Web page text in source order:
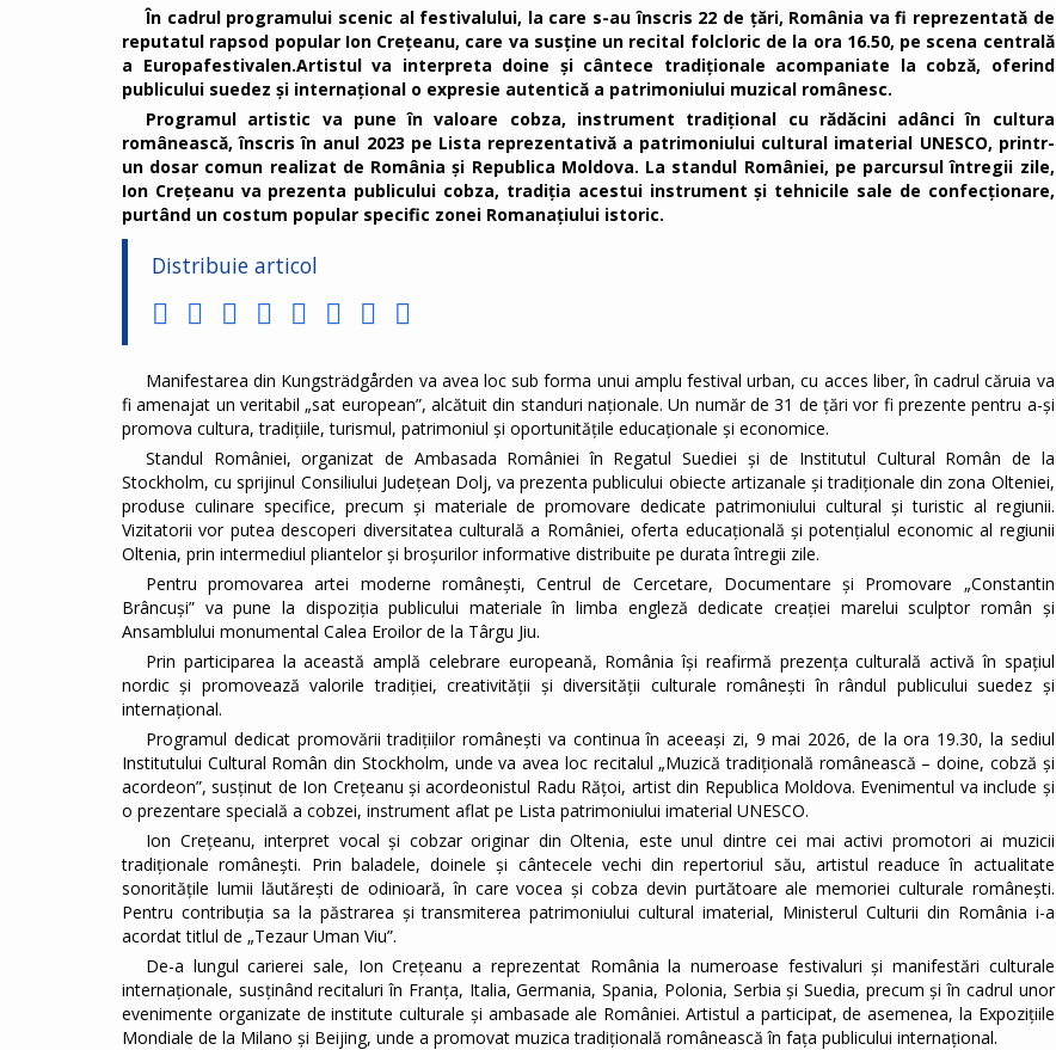
În cadrul programului scenic al festivalului, la care s-au înscris 22 de țări, România va fi reprezentată de
reputatul rapsod popular Ion Crețeanu, care va susține un recital folcloric de la ora 16.50, pe scena centrală
a Europafestivalen.Artistul va interpreta doine și cântece tradiționale acompaniate la cobză, oferind
publicului suedez și internațional o expresie autentică a patrimoniului muzical românesc.
Programul artistic va pune în valoare cobza, instrument tradițional cu rădăcini adânci în cultura
românească, înscris în anul 2023 pe Lista reprezentativă a patrimoniului cultural imaterial UNESCO, printr-
un dosar comun realizat de România și Republica Moldova. La standul României, pe parcursul întregii zile,
Ion Crețeanu va prezenta publicului cobza, tradiția acestui instrument și tehnicile sale de confecționare,
purtând un costum popular specific zonei Romanațiului istoric.
Distribuie articol
Manifestarea din Kungsträdgården va avea loc sub forma unui amplu festival urban, cu acces liber, în cadrul căruia va
fi amenajat un veritabil „sat european”, alcătuit din standuri naționale. Un număr de 31 de țări vor fi prezente pentru a-și
promova cultura, tradițiile, turismul, patrimoniul și oportunitățile educaționale și economice.
Standul României, organizat de Ambasada României în Regatul Suediei și de Institutul Cultural Român de la
Stockholm, cu sprijinul Consiliului Județean Dolj, va prezenta publicului obiecte artizanale și tradiționale din zona Olteniei,
produse culinare specifice, precum și materiale de promovare dedicate patrimoniului cultural și turistic al regiunii.
Vizitatorii vor putea descoperi diversitatea culturală a României, oferta educațională și potențialul economic al regiunii
Oltenia, prin intermediul pliantelor și broșurilor informative distribuite pe durata întregii zile.
Pentru promovarea artei moderne românești, Centrul de Cercetare, Documentare și Promovare „Constantin
Brâncuși” va pune la dispoziția publicului materiale în limba engleză dedicate creației marelui sculptor român și
Ansamblului monumental Calea Eroilor de la Târgu Jiu.
Prin participarea la această amplă celebrare europeană, România își reafirmă prezența culturală activă în spațiul
nordic și promovează valorile tradiției, creativității și diversității culturale românești în rândul publicului suedez și
internațional.
Programul dedicat promovării tradițiilor românești va continua în aceeași zi, 9 mai 2026, de la ora 19.30, la sediul
Institutului Cultural Român din Stockholm, unde va avea loc recitalul „Muzică tradițională românească – doine, cobză și
acordeon”, susținut de Ion Crețeanu și acordeonistul Radu Rățoi, artist din Republica Moldova. Evenimentul va include și
o prezentare specială a cobzei, instrument aflat pe Lista patrimoniului imaterial UNESCO.
Ion Crețeanu, interpret vocal și cobzar originar din Oltenia, este unul dintre cei mai activi promotori ai muzicii
tradiționale românești. Prin baladele, doinele și cântecele vechi din repertoriul său, artistul readuce în actualitate
sonoritățile lumii lăutărești de odinioară, în care vocea și cobza devin purtătoare ale memoriei culturale românești.
Pentru contribuția sa la păstrarea și transmiterea patrimoniului cultural imaterial, Ministerul Culturii din România i-a
acordat titlul de „Tezaur Uman Viu”.
De-a lungul carierei sale, Ion Crețeanu a reprezentat România la numeroase festivaluri și manifestări culturale
internaționale, susținând recitaluri în Franța, Italia, Germania, Spania, Polonia, Serbia și Suedia, precum și în cadrul unor
evenimente organizate de institute culturale și ambasade ale României. Artistul a participat, de asemenea, la Expozițiile
Mondiale de la Milano și Beijing, unde a promovat muzica tradițională românească în fața publicului internațional.